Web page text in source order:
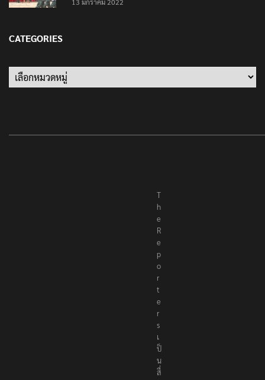
CATEGORIES
T
h
e
R
e
p
o
r
t
e
r
s
เ
ป็
น
สื่